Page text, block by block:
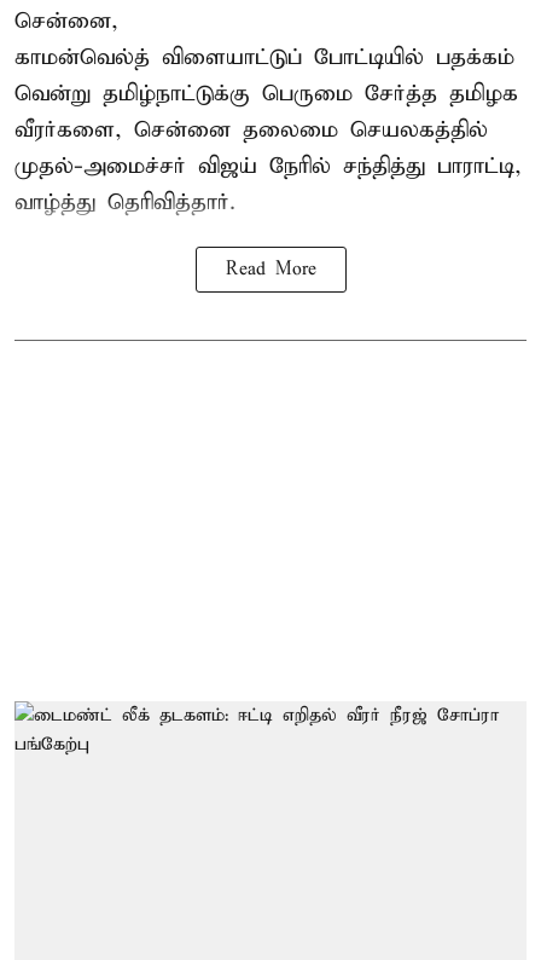
சென்னை,
காமன்வெல்த் விளையாட்டுப் போட்டியில் பதக்கம்
வென்று தமிழ்நாட்டுக்கு பெருமை சேர்த்த தமிழக
வீரர்களை, சென்னை தலைமை செயலகத்தில்
முதல்-அமைச்சர் விஜய் நேரில் சந்தித்து பாராட்டி,
வாழ்த்து தெரிவித்தார்.
Read More